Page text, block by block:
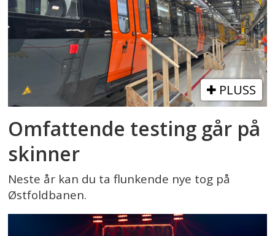
PLUSS
Omfattende testing går på
skinner
Neste år kan du ta flunkende nye tog på
Østfoldbanen.